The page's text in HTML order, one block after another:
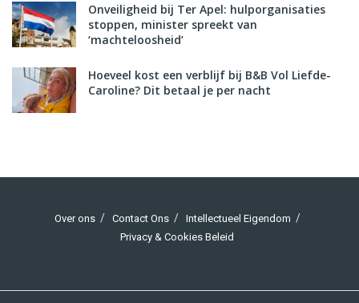
Onveiligheid bij Ter Apel: hulporganisaties
stoppen, minister spreekt van
‘machteloosheid’
Hoeveel kost een verblijf bij B&B Vol Liefde-
Caroline? Dit betaal je per nacht
Over ons Contact Ons
Intellectueel Eigendom
Privacy & Cookies Beleid